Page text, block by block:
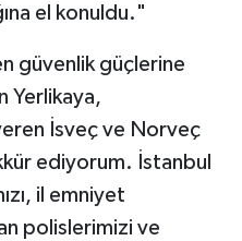
el konuldu."
güvenlik güçlerine
Yerlikaya,
İsveç ve Norveç
ediyorum. İstanbul
il emniyet
polislerimizi ve